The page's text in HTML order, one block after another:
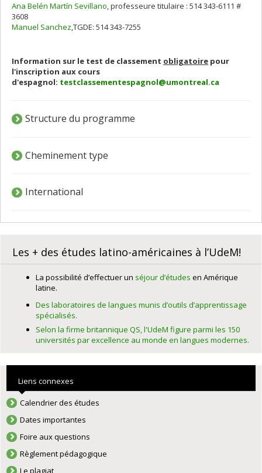
Ana Belén Martín Sevillano, professeure titulaire : 514 343-6111 #
3608
Manuel Sanchez,TGDE: 514 343-7255
Information sur le test de classement obligatoire pour
l'inscription aux cours
d'espagnol: testclassementespagnol@umontreal.ca
Structure du programme
Cheminement type
International
Les + des études latino-américaines à l’UdeM!
La possibilité d’effectuer un séjour d’études en Amérique
latine.
Des laboratoires de langues munis d’outils d’apprentissage
spécialisés.
Selon la firme britannique QS, l'UdeM figure parmi les 150
universités par excellence au monde en langues modernes.
Liens connexes
Calendrier des études
Dates importantes
Foire aux questions
Règlement pédagogique
Le plagiat